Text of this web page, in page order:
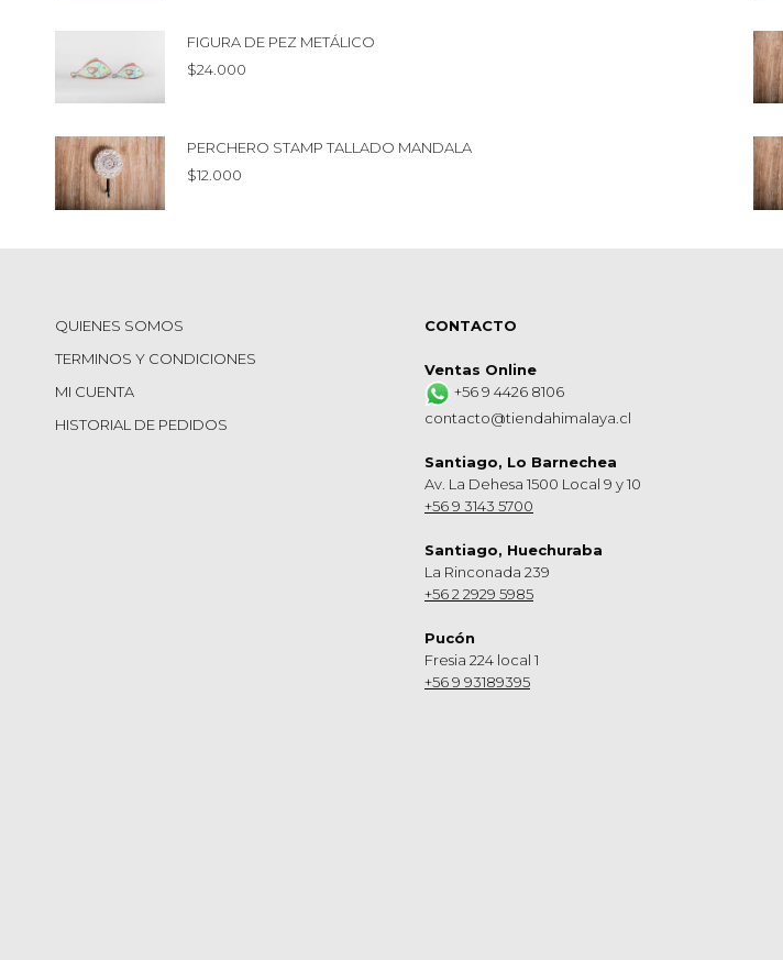
FIGURA DE PEZ METÁLICO
$24.000
PERCHERO STAMP TALLADO MANDALA
$12.000
QUIENES SOMOS
TERMINOS Y CONDICIONES
MI CUENTA
HISTORIAL DE PEDIDOS
CONTACTO
Ventas Online
+56 9 4426 8106
contacto@tiendahimalaya.cl
Santiago, Lo Barnechea
Av. La Dehesa 1500 Local 9 y 10
+56 9 3143 5700
Santiago, Huechuraba
La Rinconada 239
+56 2 2929 5985
Pucón
Fresia 224 local 1
+56 9 93189395